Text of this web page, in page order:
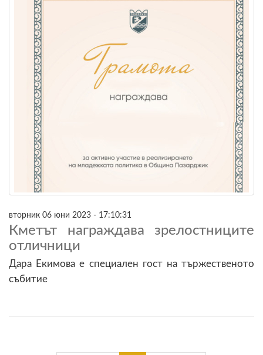
вторник 06 юни 2023 - 17:10:31
Кметът награждава зрелостниците
отличници
Дара Екимова е специален гост на тържественото
събитие